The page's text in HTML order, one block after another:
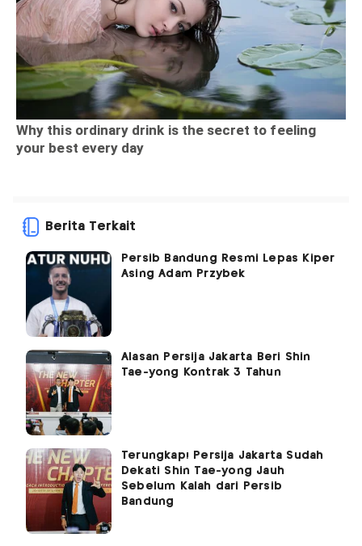
Berita Terkait
Persib Bandung Resmi Lepas Kiper
Asing Adam Przybek
Alasan Persija Jakarta Beri Shin
Tae-yong Kontrak 3 Tahun
Terungkap! Persija Jakarta Sudah
Dekati Shin Tae-yong Jauh
Sebelum Kalah dari Persib
Bandung